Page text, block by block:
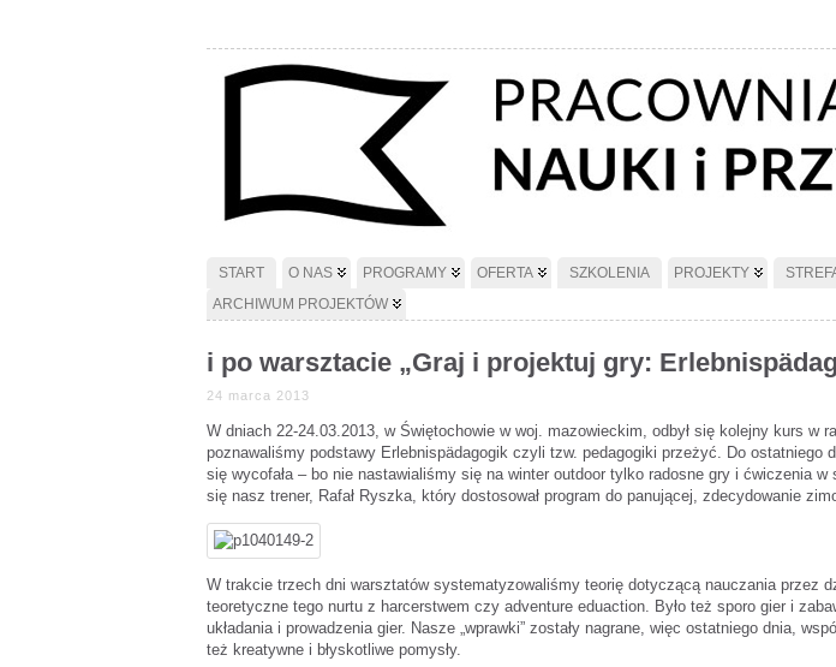
START O NAS PROGRAMY OFERTA SZKOLENIA PROJEKTY
ARCHIWUM PROJEKTÓW
i po warsztacie „Graj i projektuj gry:
24 marca 2013
W dniach 22-24.03.2013, w Świętochowie w woj. mazowieckim, odbył się kolejny kurs w
poznawaliśmy podstawy Erlebnispädagogik czyli tzw. pedagogiki przeżyć. Do
się wycofała – bo nie nastawialiśmy się na winter outdoor tylko radosne gry i ćwiczenia
się nasz trener, Rafał Ryszka, który dostosował program do panującej, zdecydowanie
W trakcie trzech dni warsztatów systematyzowaliśmy teorię dotyczącą nauczania przez
teoretyczne tego nurtu z harcerstwem czy adventure eduaction. Było też sporo gier i
układania i prowadzenia gier. Nasze „wprawki” zostały nagrane, więc ostatniego dnia,
też kreatywne i błyskotliwe pomysły.